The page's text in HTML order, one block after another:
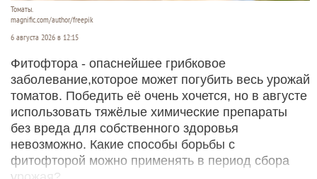
Томаты.
magnific.com/author/freepik
6 августа 2026 в 12:15
Фитофтора - опаснейшее грибковое
заболевание,которое может погубить весь урожай
томатов. Победить её очень хочется, но в августе
использовать тяжёлые химические препараты
без вреда для собственного здоровья
невозможно. Какие способы борьбы с
фитофторой можно применять в период сбора